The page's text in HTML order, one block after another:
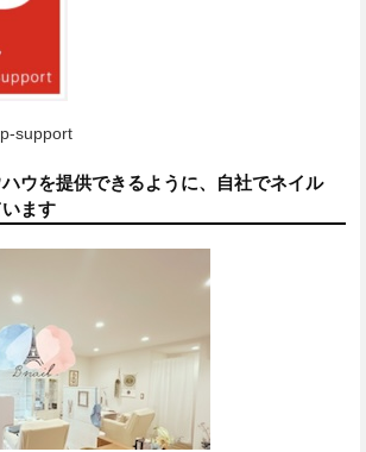
support
ウを提供できるように、自社でネイル
ます